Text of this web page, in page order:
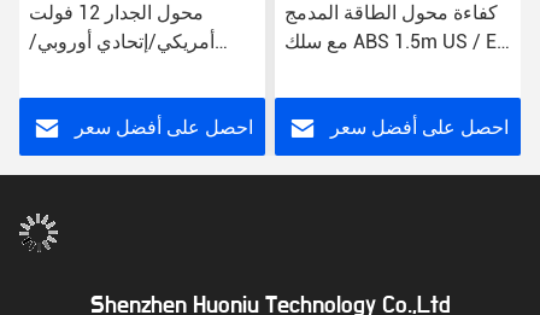
محول الجدار 12 فولت
أمريكي/إتحادي أوروبي/
احصل على أفضل سعر
كفاءة محول الطاقة المدمج
مع سلك ABS 1.5m US / EU
احصل على أفضل سعر
Shenzhen Huoniu Technology Co.,Ltd